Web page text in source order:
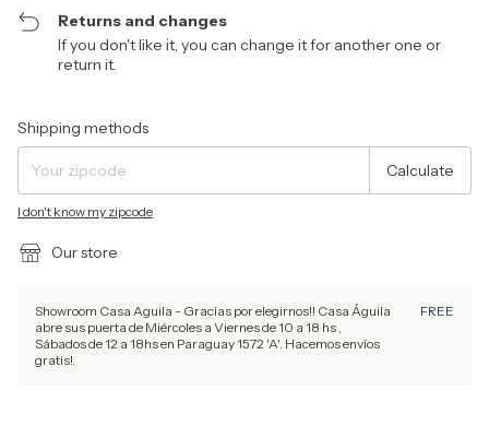
Returns and changes
If you don't like it, you can change it for another one or
return it.
Shipping for zipcode:
Shipping methods
Calculate
I don't know my zipcode
Our store
Showroom Casa Aguila - Gracias por elegirnos!! Casa Águila
abre sus puerta de Miércoles a Viernes de 10 a 18 hs ,
Sábados de 12 a 18hs en Paraguay 1572 'A'. Hacemos envíos
gratis!.
FREE